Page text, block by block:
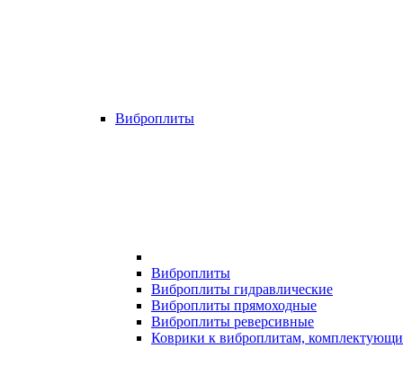
Виброплиты
Виброплиты
Виброплиты гидравлические
Виброплиты прямоходные
Виброплиты реверсивные
Коврики к виброплитам,